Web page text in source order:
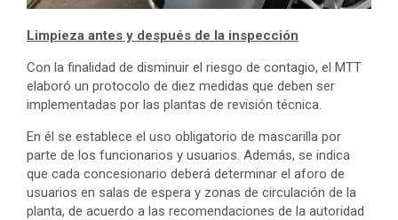
Limpieza antes y después de la inspección
Con la finalidad de disminuir el riesgo de contagio, el MTT
elaboró un protocolo de diez medidas que deben ser
implementadas por las plantas de revisión técnica.
En él se establece el uso obligatorio de mascarilla por
parte de los funcionarios y usuarios. Además, se indica
que cada concesionario deberá determinar el aforo de
usuarios en salas de espera y zonas de circulación de la
planta, de acuerdo a las recomendaciones de la autoridad